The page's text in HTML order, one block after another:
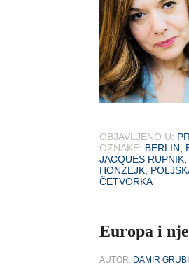
OBJAVLJENO U:
OZNAKE: BERLIN,
JACQUES RUPNIK,
HONZEJK,
ČETVORKA
Europa i
AUTOR: DAMIR